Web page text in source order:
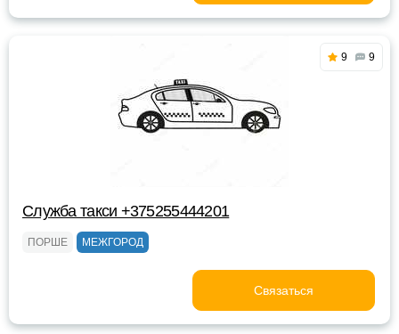
9 9
Служба такси +375255444201
ПОРШЕ МЕЖГОРОД
Связаться